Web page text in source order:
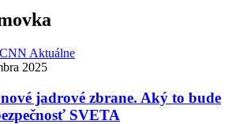
Aktuálne
2025
jadrové zbrane. Aký to bude
SVETA